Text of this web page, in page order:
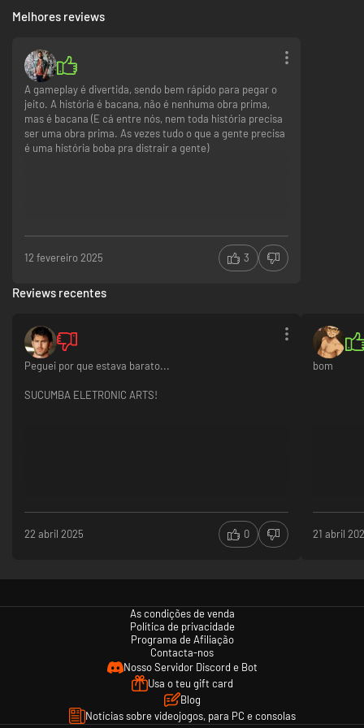
Space e Call of Duty, e publicado pela EA Originals.
https://www.ea.com/games/immortals-of-aveum/immortals-of-
aveum/disclaimers para obter mais detalhes.
Melhores reviews
A gameplay é divertida, sendo bem rápido para pegar o
jeito. A história é bacana, não é nenhuma obra prima,
mas é bacana (E cá entre nós, nem toda história precisa
ser uma obra prima. As vezes tudo o que a gente precisa
é uma história boba pra distrair a gente)
12 fevereiro 2025 3
Reviews recentes
Peguei por que estava barato...
SUCUMBA ELETRONIC ARTS!
22 abril 2025 0
bom
21 abril
As condições de venda
Política de privacidade
Programa de Afiliação
Contacta-nos
Nosso Servidor Discord e Bot
Usa o teu gift card
Blog
Notícias sobre videojogos, para PC e consolas